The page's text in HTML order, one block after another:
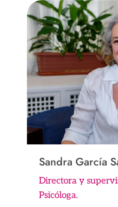
Sandra García
Directora y
Psicóloga.